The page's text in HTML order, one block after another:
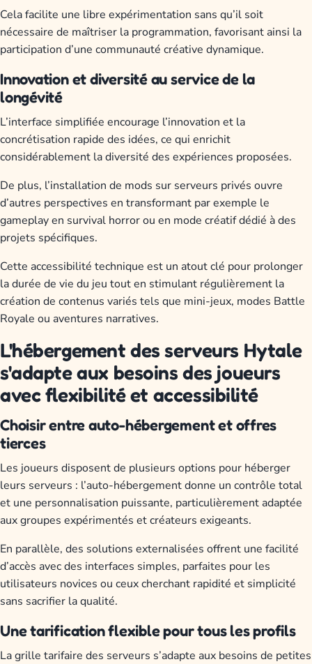
Cela facilite une libre expérimentation sans qu’il soit
nécessaire de maîtriser la programmation, favorisant ainsi la
participation d’une communauté créative dynamique.
Innovation et diversité au service de la
longévité
L’interface simplifiée encourage l’innovation et la
concrétisation rapide des idées, ce qui enrichit
considérablement la diversité des expériences proposées.
De plus, l’installation de mods sur serveurs privés ouvre
d’autres perspectives en transformant par exemple le
gameplay en survival horror ou en mode créatif dédié à des
projets spécifiques.
Cette accessibilité technique est un atout clé pour prolonger
la durée de vie du jeu tout en stimulant régulièrement la
création de contenus variés tels que mini-jeux, modes Battle
Royale ou aventures narratives.
L'hébergement des serveurs Hytale
s'adapte aux besoins des joueurs
avec flexibilité et accessibilité
Choisir entre auto-hébergement et offres
tierces
Les joueurs disposent de plusieurs options pour héberger
leurs serveurs : l’auto-hébergement donne un contrôle total
et une personnalisation puissante, particulièrement adaptée
aux groupes expérimentés et créateurs exigeants.
En parallèle, des solutions externalisées offrent une facilité
d’accès avec des interfaces simples, parfaites pour les
utilisateurs novices ou ceux cherchant rapidité et simplicité
sans sacrifier la qualité.
Une tarification flexible pour tous les profils
La grille tarifaire des serveurs s’adapte aux besoins de petites